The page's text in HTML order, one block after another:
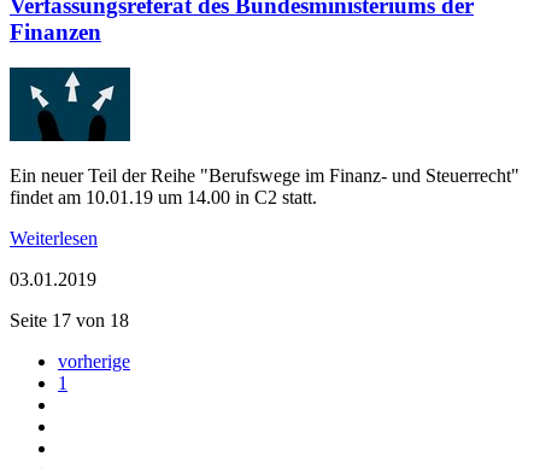
Finanzen
Ein neuer Teil der Reihe "Berufswege im Finanz- und Steuerrecht"
findet am 10.01.19 um 14.00 in C2 statt.
Weiterlesen
03.01.2019
Seite 17 von 18
vorherige
1